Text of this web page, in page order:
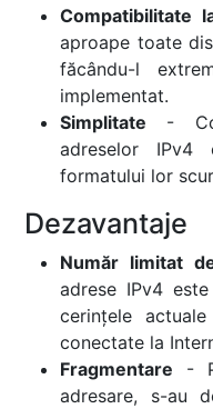
Compatibilitate
aproape toate
făcându-l
implementat.
Simplitate -
adreselor IPv4
formatului lor
Dezavantaje
Număr limitat
adrese IPv4
cerințele
conectate la
Fragmentare -
adresare, s-au